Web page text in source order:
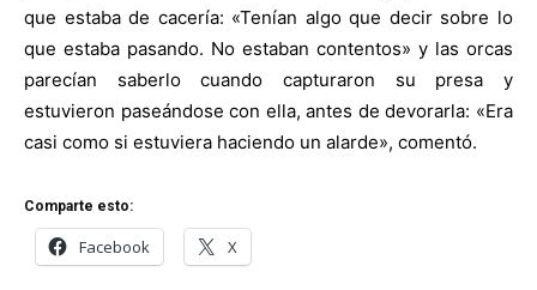
que estaba de cacería: «Tenían algo que decir sobre lo
que estaba pasando. No estaban contentos» y las orcas
parecían saberlo cuando capturaron su presa y
estuvieron paseándose con ella, antes de devorarla: «Era
casi como si estuviera haciendo un alarde», comentó.
Comparte esto:
Facebook X